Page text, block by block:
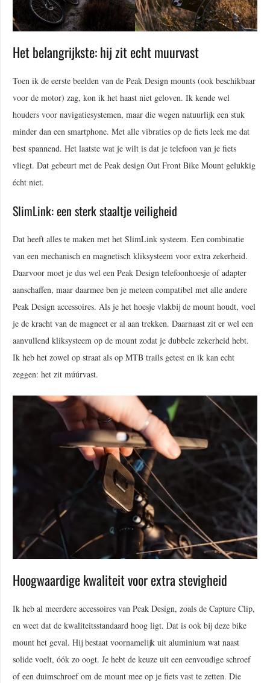
Het belangrijkste: hij zit echt muurvast
Toen ik de eerste beelden van de Peak Design mounts (ook beschikbaar
voor de motor) zag, kon ik het haast niet geloven. Ik kende wel
houders voor navigatiesystemen, maar die wegen natuurlijk een stuk
minder dan een smartphone. Met alle vibraties op de fiets leek me dat
best spannend. Het laatste wat je wilt is dat je telefoon van je fiets
vliegt. Dat gebeurt met de Peak design Out Front Bike Mount gelukkig
écht niet.
SlimLink: een sterk staaltje veiligheid
Dat heeft alles te maken met het SlimLink systeem. Een combinatie
van een mechanisch en magnetisch kliksysteem voor extra zekerheid.
Daarvoor moet je dus wel een Peak Design telefoonhoesje of adapter
aanschaffen, maar daarmee ben je meteen compatibel met alle andere
Peak Design accessoires. Als je het hoesje vlakbij de mount houdt, voel
je de kracht van de magneet er al aan trekken. Daarnaast zit er wel een
aanvullend kliksysteem op de mount zodat je dubbele zekerheid hebt.
Ik heb het zowel op straat als op MTB trails getest en ik kan echt
zeggen: het zit múúrvast.
Hoogwaardige kwaliteit voor extra stevigheid
Ik heb al meerdere accessoires van Peak Design, zoals de Capture Clip,
en weet dat de kwaliteitsstandaard hoog ligt. Dat is ook bij deze bike
mount het geval. Hij bestaat voornamelijk uit aluminium wat naast
solide voelt, óók zo oogt. Je hebt de keuze uit een eenvoudige schroef
of een duimschroef om de mount mee op je fiets vast te zetten. Die